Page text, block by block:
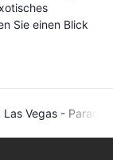
Sie einen Blick
Vegas - Paradise